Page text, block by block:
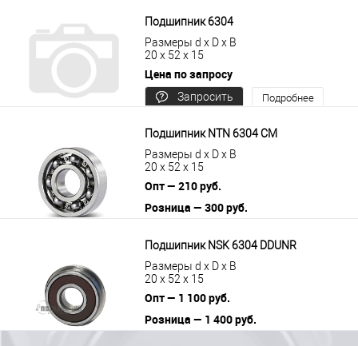
Подшипник 6304
Размеры d x D x B
20 x 52 x 15
Цена по запросу
Запросить
Подробнее
Подшипник NTN 6304 CM
Размеры d x D x B
20 x 52 x 15
Опт — 210 руб.
Розница — 300 руб.
Подшипник NSK 6304 DDUNR
Размеры d x D x B
20 x 52 x 15
Опт — 1 100 руб.
Розница — 1 400 руб.